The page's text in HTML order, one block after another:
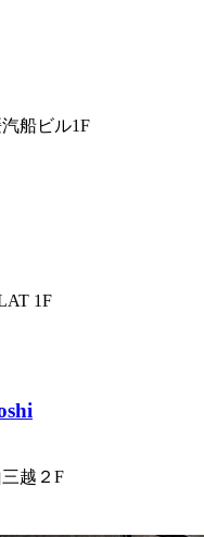
船ビル1F
1F
越２F